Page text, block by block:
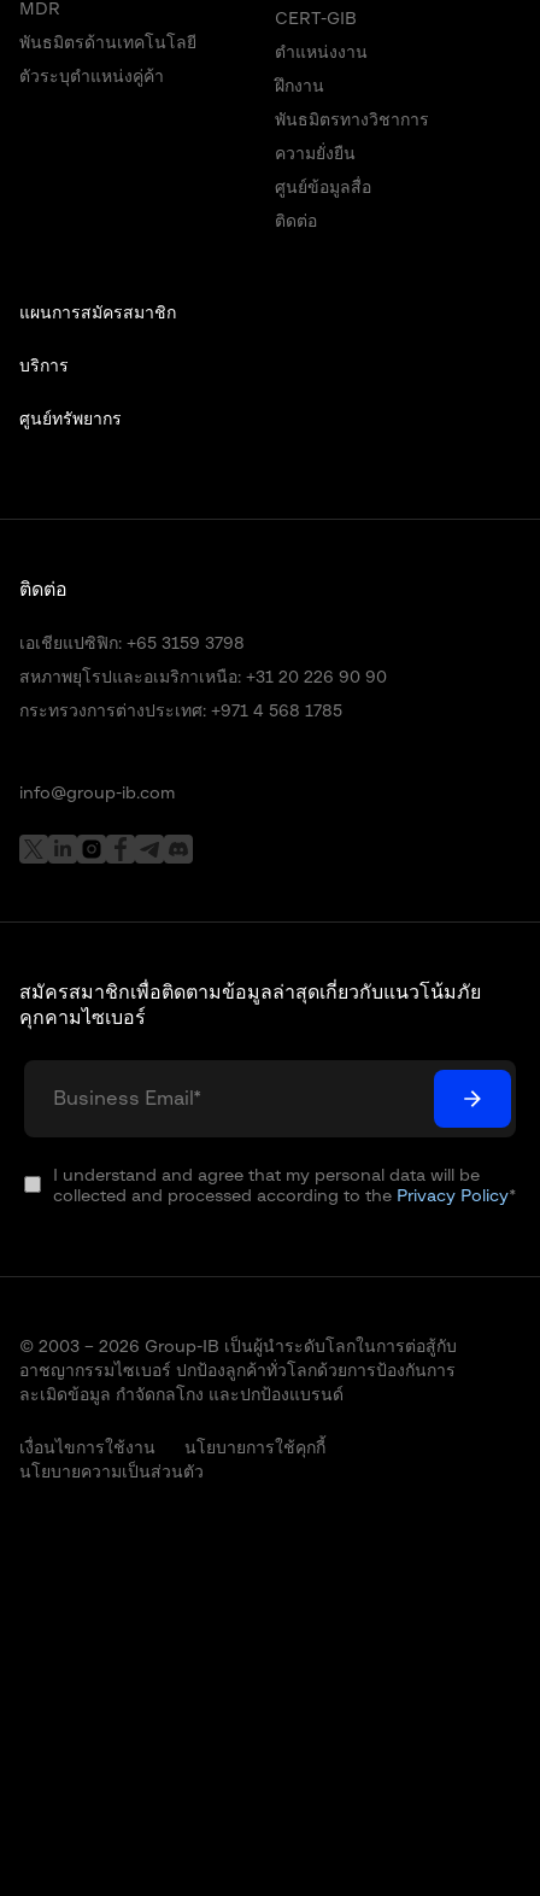
MDR
พันธมิตรด้านเทคโนโลยี
ตัวระบุตำแหน่งคู่ค้า
CERT-GIB
ตำแหน่งงาน
ฝึกงาน
พันธมิตรทางวิชาการ
ความยั่งยืน
ศูนย์ข้อมูลสื่อ
ติดต่อ
แผนการสมัครสมาชิก
บริการ
ศูนย์ทรัพยากร
สมัครสมาชิกเพื่อติดตามข้อมูลล่าสุดเกี่ยวกับแนวโน้มภัย
คุกคามไซเบอร์
I understand and agree that my personal data will be
collected and processed according to the Privacy Policy*
ติดต่อ
เอเชียแปซิฟิก: +65 3159 3798
สหภาพยุโรปและอเมริกาเหนือ: +31 20 226 90 90
กระทรวงการต่างประเทศ: +971 4 568 1785
info@group-ib.com
© 2003 – 2026 Group-IB เป็นผู้นำระดับโลกในการต่อสู้กับ
อาชญากรรมไซเบอร์ ปกป้องลูกค้าทั่วโลกด้วยการป้องกันการ
ละเมิดข้อมูล กำจัดกลโกง และปกป้องแบรนด์
เงื่อนไขการใช้งาน
นโยบายการใช้คุกกี้
นโยบายความเป็นส่วนตัว